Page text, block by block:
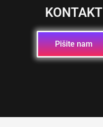
KONTAKT
Pišite nam